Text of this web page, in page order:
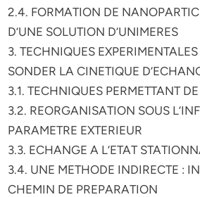
2.4. FORMATION DE
D’UNE SOLUTION D’UNIMERES
3. TECHNIQUES
SONDER LA CINETIQUE
3.1. TECHNIQUES PERMETTANT
3.2. REORGANISATION SOUS
PARAMETRE EXTERIEUR
3.3. ECHANGE A L’ETAT
3.4. UNE METHODE INDIRECTE :
CHEMIN DE PREPARATION